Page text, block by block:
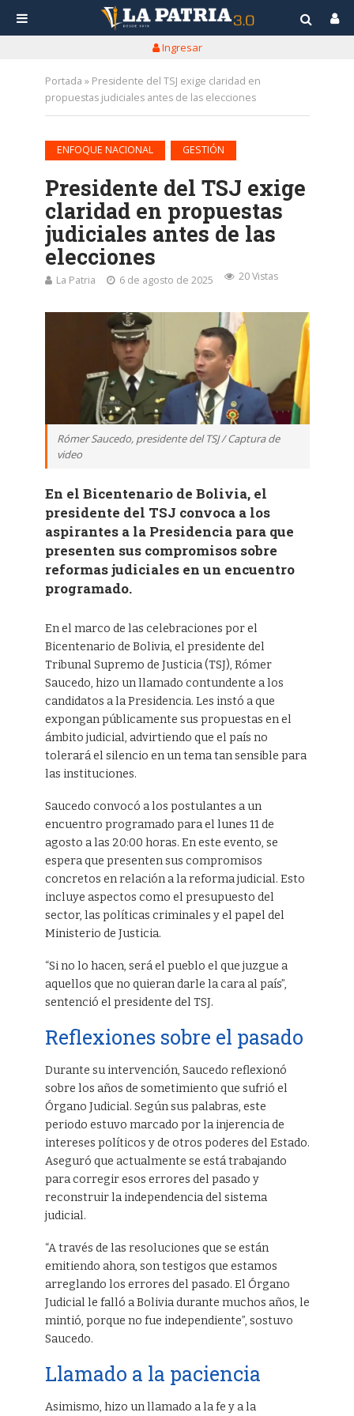
Ingresar
Portada » Presidente del TSJ exige claridad en
propuestas judiciales antes de las elecciones
ENFOQUE NACIONAL GESTIÓN
Presidente del TSJ exige
claridad en propuestas
judiciales antes de las
elecciones
La Patria 6 de agosto de 2025 20 Vistas
Rómer Saucedo, presidente del TSJ / Captura de
video
En el Bicentenario de Bolivia, el
presidente del TSJ convoca a los
aspirantes a la Presidencia para que
presenten sus compromisos sobre
reformas judiciales en un encuentro
programado.
En el marco de las celebraciones por el
Bicentenario de Bolivia, el presidente del
Tribunal Supremo de Justicia (TSJ), Rómer
Saucedo, hizo un llamado contundente a los
candidatos a la Presidencia. Les instó a que
expongan públicamente sus propuestas en el
ámbito judicial, advirtiendo que el país no
tolerará el silencio en un tema tan sensible para
las instituciones.
Saucedo convocó a los postulantes a un
encuentro programado para el lunes 11 de
agosto a las 20:00 horas. En este evento, se
espera que presenten sus compromisos
concretos en relación a la reforma judicial. Esto
incluye aspectos como el presupuesto del
sector, las políticas criminales y el papel del
Ministerio de Justicia.
“Si no lo hacen, será el pueblo el que juzgue a
aquellos que no quieran darle la cara al país”,
sentenció el presidente del TSJ.
Reflexiones sobre el pasado
Durante su intervención, Saucedo reflexionó
sobre los años de sometimiento que sufrió el
Órgano Judicial. Según sus palabras, este
periodo estuvo marcado por la injerencia de
intereses políticos y de otros poderes del Estado.
Aseguró que actualmente se está trabajando
para corregir esos errores del pasado y
reconstruir la independencia del sistema
judicial.
“A través de las resoluciones que se están
emitiendo ahora, son testigos que estamos
arreglando los errores del pasado. El Órgano
Judicial le falló a Bolivia durante muchos años, le
mintió, porque no fue independiente”, sostuvo
Saucedo.
Llamado a la paciencia
Asimismo, hizo un llamado a la fe y a la